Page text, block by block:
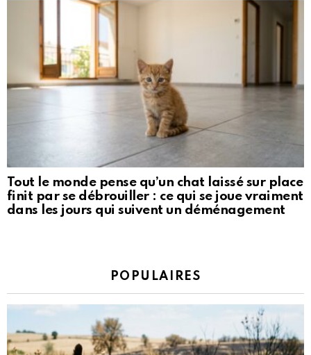
Tout le monde pense qu’un chat laissé sur place
finit par se débrouiller : ce qui se joue vraiment
dans les jours qui suivent un déménagement
POPULAIRES